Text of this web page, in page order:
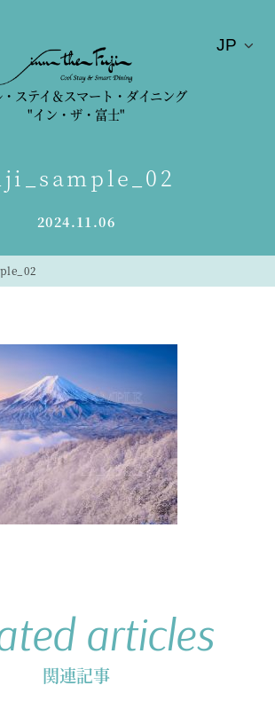
・ステイ＆スマート・ダイニング
"イン・ザ・富士"
2024.11.06
articles
関連記事